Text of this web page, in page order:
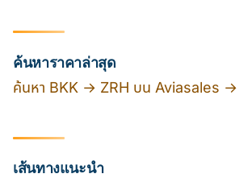
ค้นหาราคาล่าสุด
ค้นหา BKK → ZRH บน Aviasales →
เส้นทางแนะนำ